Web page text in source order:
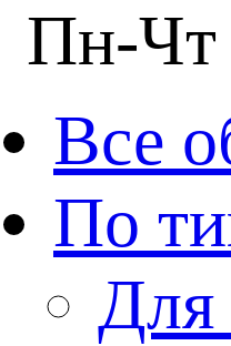
Пн-Чт
Все
По
Для